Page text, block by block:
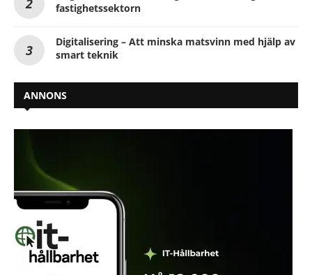
fastighetssektorn
Digitalisering – Att minska matsvinn med hjälp av
smart teknik
ANNONS